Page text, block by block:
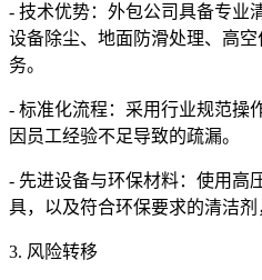
- 技术优势：外包公司具备专业
设备除尘、地面防滑处理、高
务。
- 标准化流程：采用行业规范操
因员工经验不足导致的疏漏。
- 先进设备与环保材料：使用高
具，以及符合环保要求的清洁剂
3. 风险转移